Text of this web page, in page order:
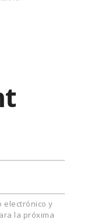
electrónico y
la próxima